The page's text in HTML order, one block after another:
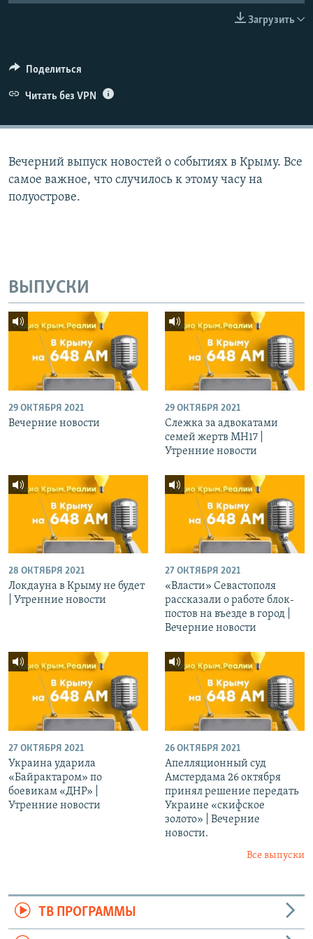
ELIFBE
УКРАИНСКАЯ ПРОБЛЕМА КРЫМА
Загрузить
Поделиться
Читать без VPN
Вечерний выпуск новостей о событиях в Крыму. Все
самое важное, что случилось к этому часу на
полуострове.
ВЫПУСКИ
29 ОКТЯБРЯ 2021
Вечерние новости
29 ОКТЯБРЯ 2021
Слежка за адвокатами
семей жертв МН17 |
Утренние новости
28 ОКТЯБРЯ 2021
Локдауна в Крыму не будет
| Утренние новости
27 ОКТЯБРЯ 2021
«Власти» Севастополя
рассказали о работе блок-
постов на въезде в город |
Вечерние новости
27 ОКТЯБРЯ 2021
Украина ударила
«Байрактаром» по
боевикам «ДНР» |
Утренние новости
26 ОКТЯБРЯ 2021
Апелляционный суд
Амстердама 26 октября
принял решение передать
Украине «скифское
золото» | Вечерние
новости.
Все выпуски
ТВ ПРОГРАММЫ